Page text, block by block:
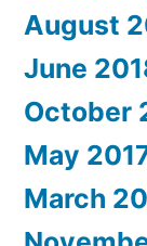
August
June
October
May
March